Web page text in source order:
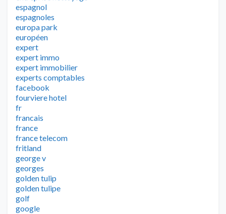
espagnol
espagnoles
europa park
européen
expert
expert immo
expert immobilier
experts comptables
facebook
fourviere hotel
fr
francais
france
france telecom
fritland
george v
georges
golden tulip
golden tulipe
golf
google